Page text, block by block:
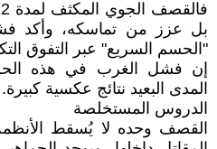
بل عزز من تماسكه، وأكد
"الحسم السريع" عبر التفوق
إن فشل الغرب في هذه
المدى البعيد نتائج عكسية كبيرة.
الدروس المستخلصة
القصف وحده لا يُسقط